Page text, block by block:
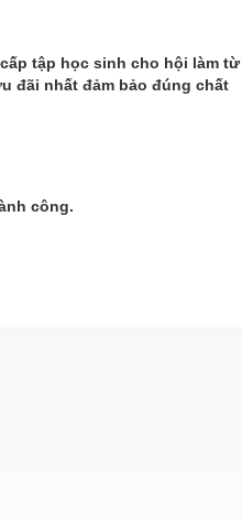
tập học sinh cho hội làm từ
đãi nhất đảm bảo đúng chất
công.